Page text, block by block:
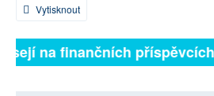
Vytisknout
na finančních příspěvcích